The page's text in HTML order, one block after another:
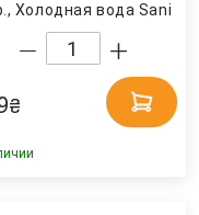
Холодная вода Sani
₴